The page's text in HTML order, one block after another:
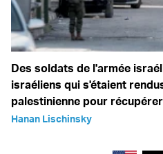
Des soldats de l'armée
israéliens qui s'étaient
palestinienne pour
Hanan Lischinsky